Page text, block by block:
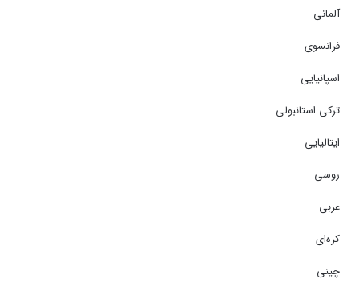
آلمانی
فرانسوی
اسپانیایی
ترکی استانبولی
ایتالیایی
روسی
عربی
کره‌ای
چینی